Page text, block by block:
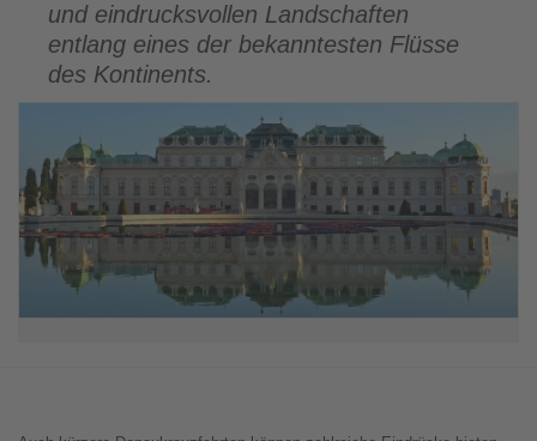
und eindrucksvollen Landschaften
entlang eines der bekanntesten Flüsse
des Kontinents.